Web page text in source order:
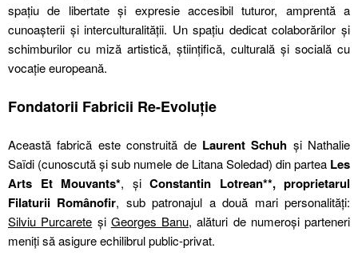
spaţiu de libertate și expresie accesibil tuturor, amprentă a
cunoașterii și interculturalităţii. Un spațiu dedicat colaborărilor și
schimburilor cu miză artistică, știinţifică, culturală și socială cu
vocație europeană.
Fondatorii Fabricii Re-Evoluție
Această fabrică este construită de Laurent Schuh și Nathalie
Saïdi (cunoscută și sub numele de Litana Soledad) din partea Les
Arts Et Mouvants*, și Constantin Lotrean**, proprietarul
Filaturii Românofir, sub patronajul a două mari personalităţi:
Silviu Purcarete și Georges Banu, alături de numeroși parteneri
meniți să asigure echilibrul public-privat.